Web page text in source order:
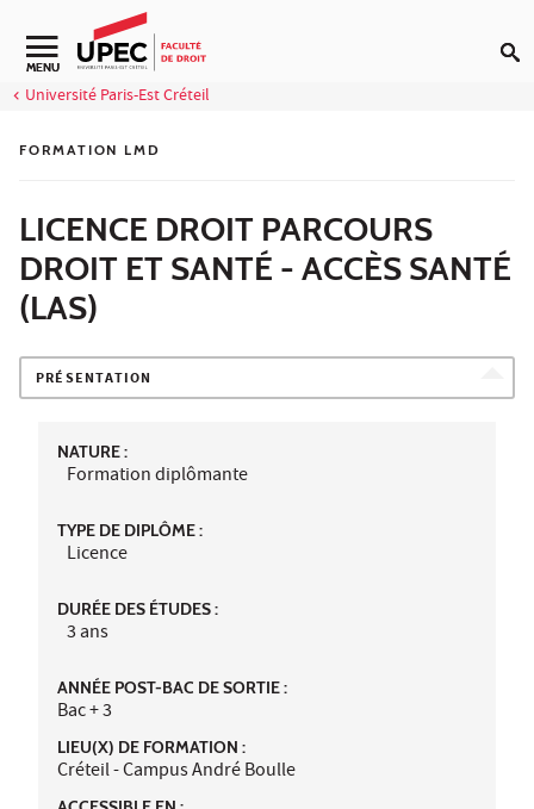
Aller au contenu
Navigation secondaire
MENU
Université Paris-Est Créteil
FORMATION LMD
LICENCE DROIT PARCOURS
DROIT ET SANTÉ - ACCÈS SANTÉ
(LAS)
PRÉSENTATION
NATURE :
Formation diplômante
TYPE DE DIPLÔME :
Licence
DURÉE DES ÉTUDES :
3 ans
ANNÉE POST-BAC DE SORTIE :
Bac + 3
LIEU(X) DE FORMATION :
Créteil - Campus André Boulle